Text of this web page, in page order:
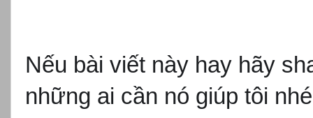
Nếu bài viết này hay hãy
những ai cần nó giúp tôi